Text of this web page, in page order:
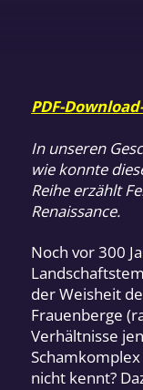
PDF-
In unseren
wie konnte
Reihe erzählt
Renaissance.
Noch vor 300
der Weisheit
Frauenberge
Verhältnisse
nicht kennt?